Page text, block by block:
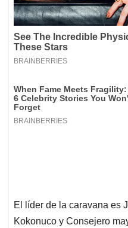
El líder de la caravana es
Kokonuco y Consejero